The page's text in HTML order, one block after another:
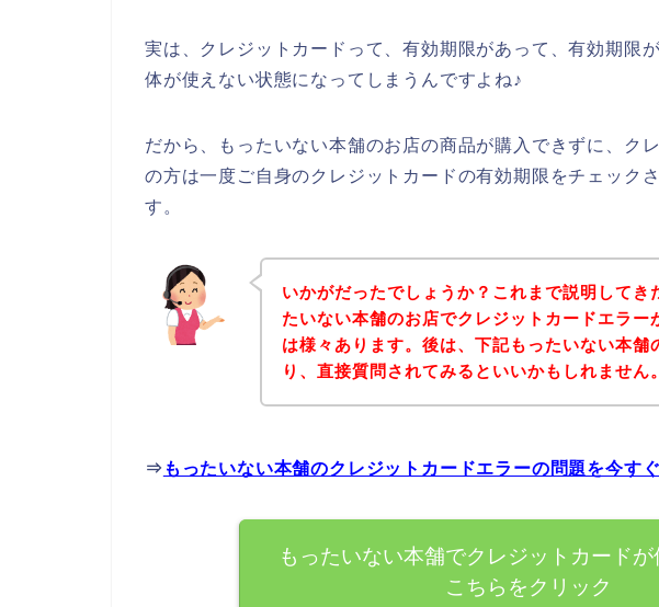
実は、クレジットカードって、有効期限があって、有効期限
体が使えない状態になってしまうんですよね♪
だから、もったいない本舗のお店の商品が購入できずに、ク
の方は一度ご自身のクレジットカードの有効期限をチェック
す。
いかがだったでしょうか？これまで説明してき
たいない本舗のお店でクレジットカードエラー
は様々あります。後は、下記もったいない本舗
り、直接質問されてみるといいかもしれません。
⇒ もったいない本舗のクレジットカードエラーの問題を今す
もったいない本舗でクレジットカード
こちらをクリック